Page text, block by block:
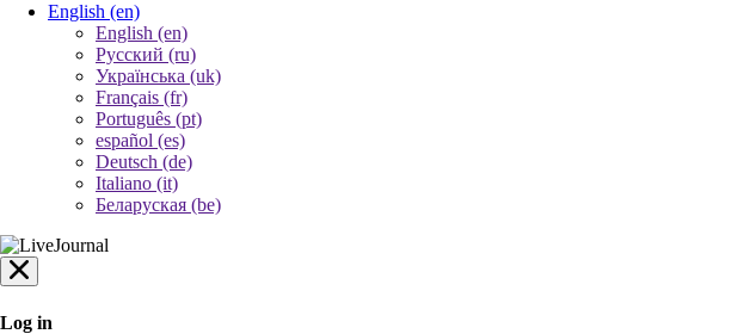
English (en)
English (en)
Русский (ru)
Українська (uk)
Français (fr)
Português (pt)
español (es)
Deutsch (de)
Italiano (it)
Беларуская (be)
Log in